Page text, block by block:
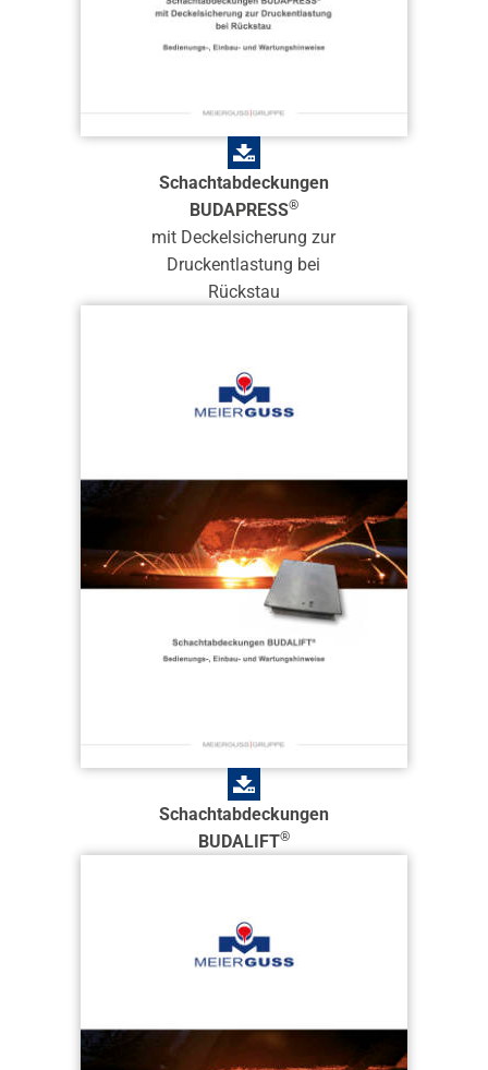
Schachtabdeckungen
BUDAPRESS®
mit Deckelsicherung zur
Druckentlastung bei
Rückstau
Schachtabdeckungen
BUDALIFT®